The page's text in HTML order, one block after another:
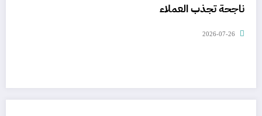
ناجحة تجذب العملاء
2026-07-26